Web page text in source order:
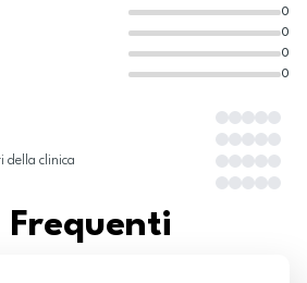
0
0
0
0
della clinica
Frequenti